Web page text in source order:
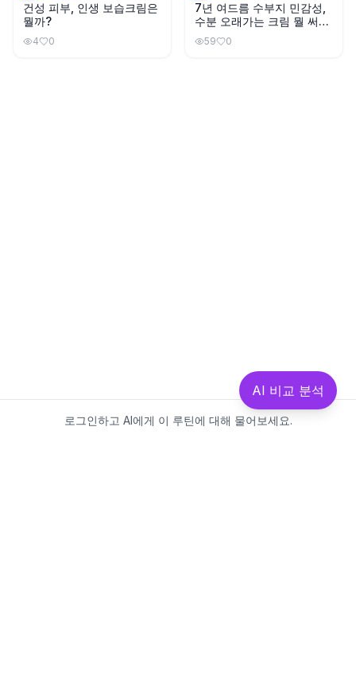
건성 피부, 인생 보습크림은
뭘까?
4 0
7년 여드름 수부지 민감성,
수분 오래가는 크림 뭘 써야
할까?
59 0
로그인하고 AI에게 이 루틴에 대해 물어보세요.
AI 비교 분석